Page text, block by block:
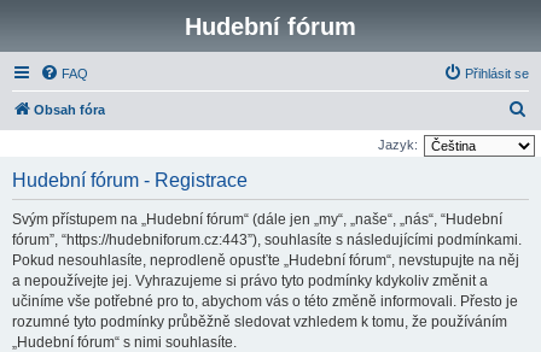
Hudební fórum
FAQ Přihlásit se
Obsah fóra
l
Jazyk:
Hudební fórum - Registrace
Svým přístupem na „Hudební fórum“ (dále jen „my“, „naše“, „nás“, “Hudební
fórum”, “https://hudebniforum.cz:443”), souhlasíte s následujícími podmínkami.
Pokud nesouhlasíte, neprodleně opusťte „Hudební fórum“, nevstupujte na něj
a nepoužívejte jej. Vyhrazujeme si právo tyto podmínky kdykoliv změnit a
učiníme vše potřebné pro to, abychom vás o této změně informovali. Přesto je
rozumné tyto podmínky průběžně sledovat vzhledem k tomu, že používáním
„Hudební fórum“ s nimi souhlasíte.